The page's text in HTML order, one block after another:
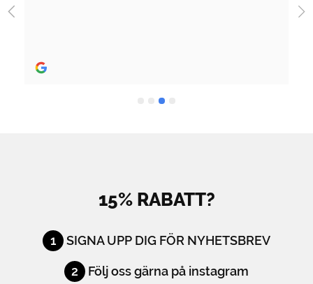
15% RABATT?
1 SIGNA UPP DIG FÖR NYHETSBREV
2 Följ oss gärna på instagram